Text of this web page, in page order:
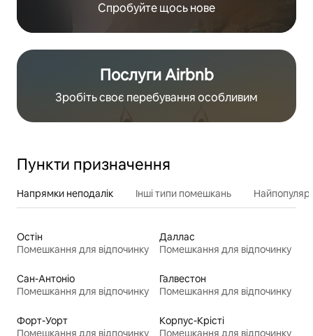
Спробуйте щось нове
Послуги Airbnb
Зробіть своє перебування особливим
Пункти призначення
Напрямки неподалік Інші типи помешкань
Остін
Помешкання для відпочинку
Даллас
Помешкання для відпочинку
Сан-Антоніо
Помешкання для відпочинку
Галвестон
Помешкання для відпочинку
Форт-Уорт
Помешкання для відпочинку
Корпус-Крісті
Помешкання для відпочинку